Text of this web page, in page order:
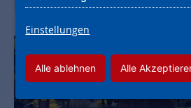
Bürgerbeteiligung.
Einstellungen
Alle ablehnen Alle